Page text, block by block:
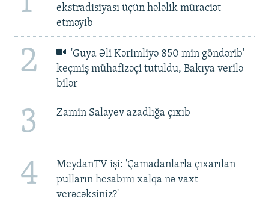
ekstradisiyası üçün hələlik müraciət
etməyib
2
'Guya Əli Kərimliyə 850 min göndərib' –
keçmiş mühafizəçi tutuldu, Bakıya verilə
bilər
3 Zamin Salayev azadlığa çıxıb
4
MeydanTV işi: 'Çamadanlarla çıxarılan
pulların hesabını xalqa nə vaxt
verəcəksiniz?'